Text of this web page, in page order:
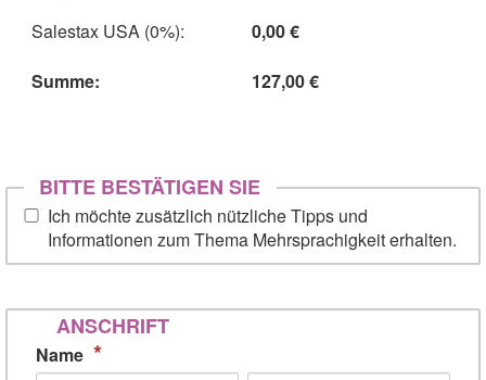
Salestax USA (0%):
0,00 €
Summe: 127,00 €
BITTE BESTÄTIGEN SIE
Ich möchte zusätzlich nützliche Tipps und
Informationen zum Thema Mehrsprachigkeit erhalten.
ANSCHRIFT
Name *